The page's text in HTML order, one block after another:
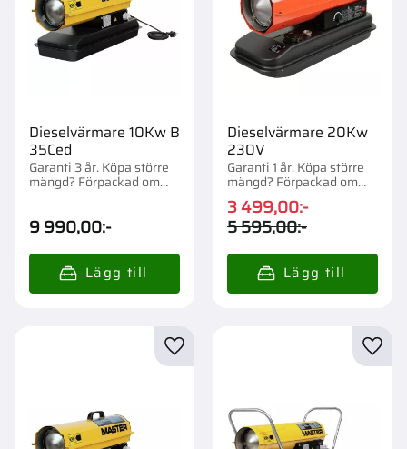
Dieselvärmare 10Kw B
35Ced
Garanti 3 år. Köpa större
mängd? Förpackad om
9 990,00:-
Dieselvärmare 20Kw
230V
Garanti 1 år. Köpa större
mängd? Förpackad om
1/15 st.
3 499,00:-
5 595,00:-
Lägg till i favoriter